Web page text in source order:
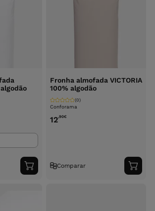
Adicionar
ao
Fronha almofada VICTORIA
100% algodão
Conforama
(0)
12,90€
Comparar
ao